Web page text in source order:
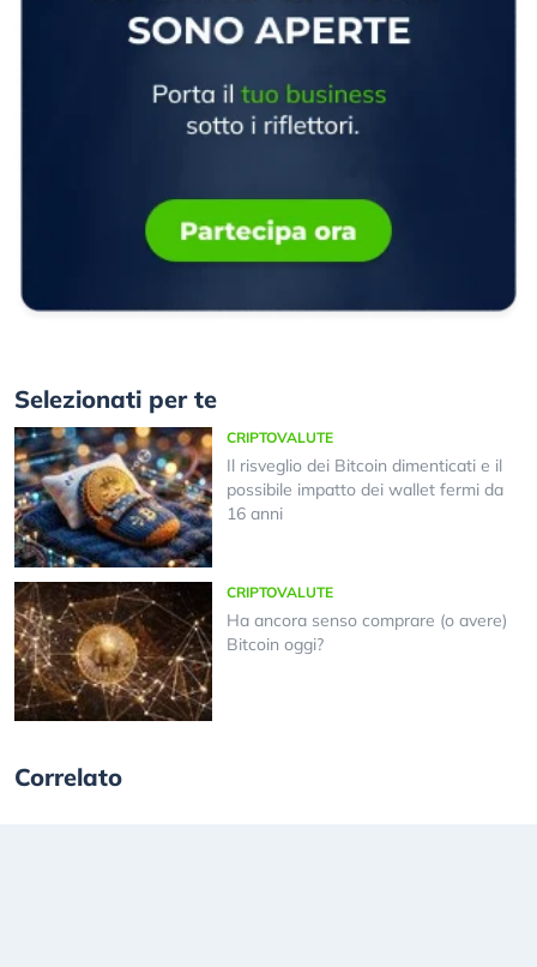
Selezionati per te
CRIPTOVALUTE
Il risveglio dei Bitcoin dimenticati e il
possibile impatto dei wallet fermi da
16 anni
CRIPTOVALUTE
Ha ancora senso comprare (o avere)
Bitcoin oggi?
Correlato